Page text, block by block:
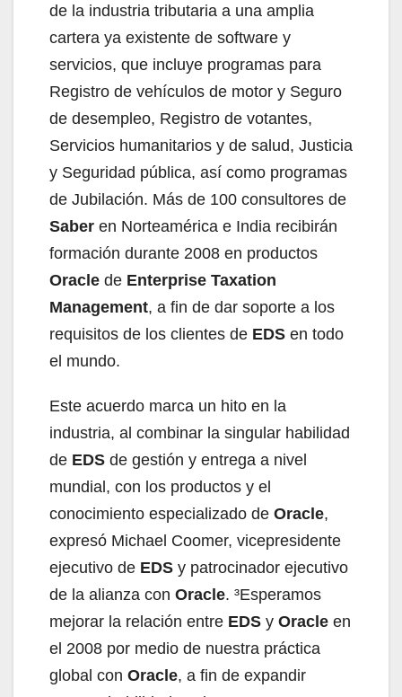
de la industria tributaria a una amplia
cartera ya existente de software y
servicios, que incluye programas para
Registro de vehículos de motor y Seguro
de desempleo, Registro de votantes,
Servicios humanitarios y de salud, Justicia
y Seguridad pública, así como programas
de Jubilación. Más de 100 consultores de
Saber en Norteamérica e India recibirán
formación durante 2008 en productos
Oracle de Enterprise Taxation
Management, a fin de dar soporte a los
requisitos de los clientes de EDS en todo
el mundo.
Este acuerdo marca un hito en la
industria, al combinar la singular habilidad
de EDS de gestión y entrega a nivel
mundial, con los productos y el
conocimiento especializado de Oracle,
expresó Michael Coomer, vicepresidente
ejecutivo de EDS y patrocinador ejecutivo
de la alianza con Oracle. ³Esperamos
mejorar la relación entre EDS y Oracle en
el 2008 por medio de nuestra práctica
global con Oracle, a fin de expandir